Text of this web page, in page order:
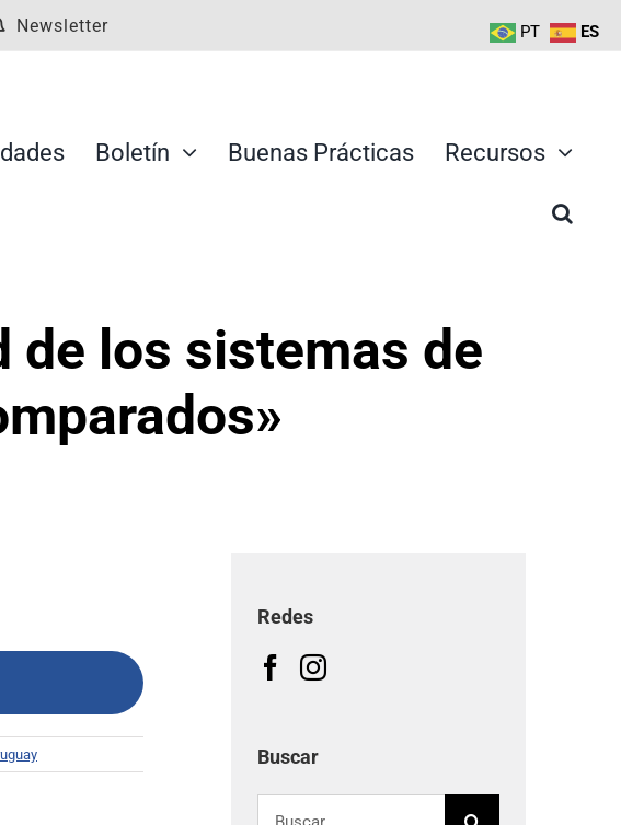
Newsletter
Boletín Buenas Prácticas Recursos
de los sistemas de
Redes
Buscar
PT ES